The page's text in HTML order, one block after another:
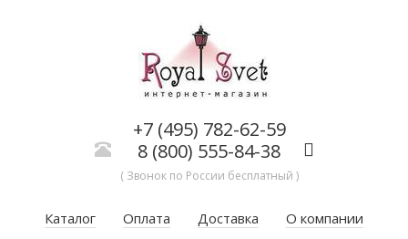
+7 (495) 782-62-59
8 (800) 555-84-38
( Звонок по России бесплатный )
Каталог Оплата Доставка
О компании